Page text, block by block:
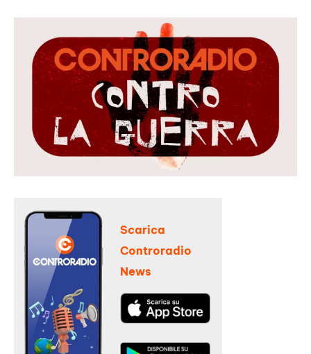
Scarica
Controradio
News